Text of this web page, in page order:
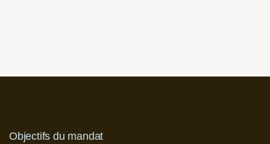
Objectifs du mandat